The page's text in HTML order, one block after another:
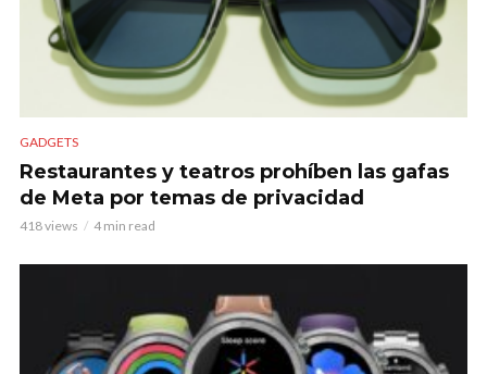
GADGETS
Restaurantes y teatros prohíben las gafas
de Meta por temas de privacidad
418 views 4 min read